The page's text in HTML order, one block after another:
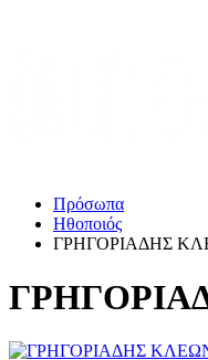
Πρόσωπα
Ηθοποιός
ΓΡΗΓΟΡΙΑΔΗΣ